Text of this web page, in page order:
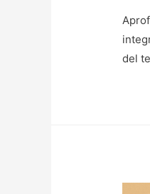
del